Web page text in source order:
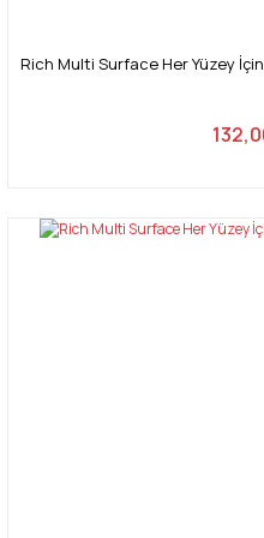
Rich Multi Surface Her Yüzey